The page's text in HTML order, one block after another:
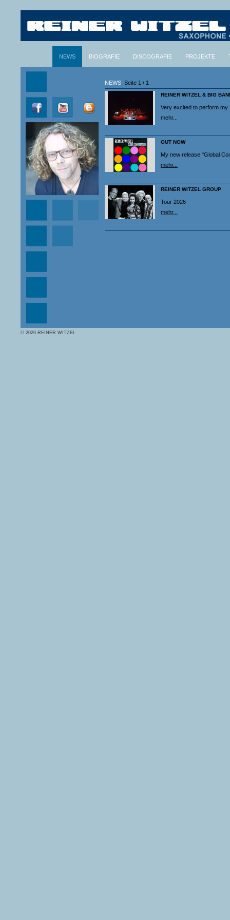
NEWS BIOGRAFIE DISCOGRAFIE PROJEKTE
ENGLISCH Filmbilder im Kopf
NEWS: Seite 1 / 1
REINER WITZEL & BIG
Very excited to perform my
mehr...
OUT NOW
My new release "Global
mehr...
REINER WITZEL GROUP
Tour 2026
mehr...
© 2026 REINER WITZEL